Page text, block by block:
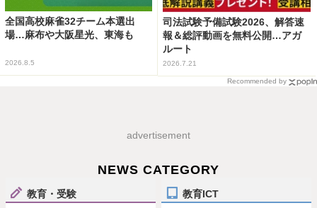
全国高校麻雀32チーム本選出
場…麻布や大阪星光、東海も
2026.8.5
司法試験予備試験2026、解答速
報＆総評動画を無料公開…アガ
ルート
2026.7.21
Recommended by
advertisement
NEWS CATEGORY
教育・受験 教育ICT